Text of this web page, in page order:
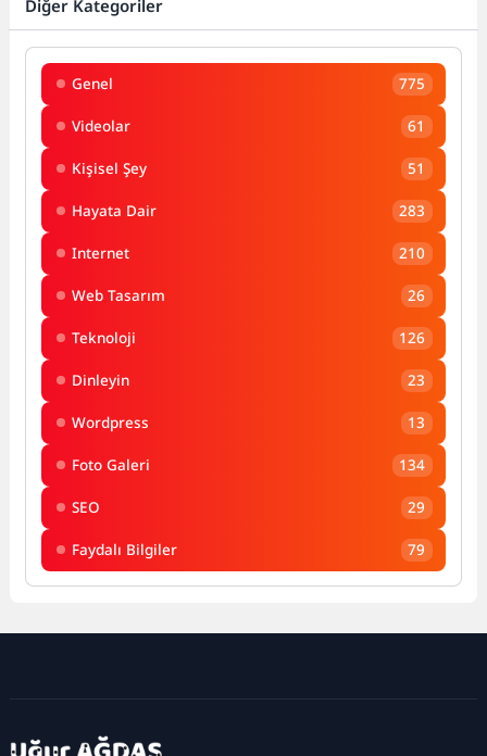
Diğer Kategoriler
Genel 775
Videolar 61
Kişisel Şey 51
Hayata Dair 283
Internet 210
Web Tasarım 26
Teknoloji 126
Dinleyin 23
Wordpress 13
Foto Galeri 134
SEO 29
Faydalı Bilgiler 79
kadıköy